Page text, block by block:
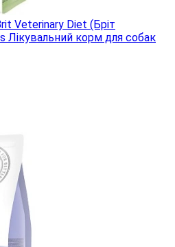
Veterinary Diet (Бріт
Лікувальний корм для собак